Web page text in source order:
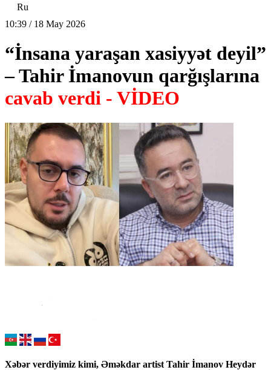
Ru
10:39 / 18 May 2026
“İnsana yaraşan xasiyyət deyil”
– Tahir İmanovun qarğışlarına
cavab verdi - VİDEO
Xəbər verdiyimiz kimi, Əməkdar artist Tahir İmanov Heydər